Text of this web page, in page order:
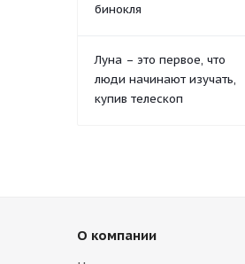
бинокля
Луна – это первое, что
люди начинают изучать,
купив телескоп
О компании